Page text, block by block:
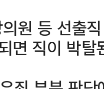
원 등 선출
면 직이 박탈